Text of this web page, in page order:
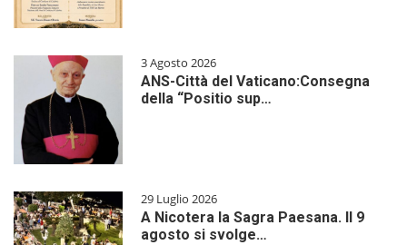
3 Agosto 2026
ANS-Città del Vaticano:Consegna
della “Positio sup…
29 Luglio 2026
A Nicotera la Sagra Paesana. Il 9
agosto si svolge…